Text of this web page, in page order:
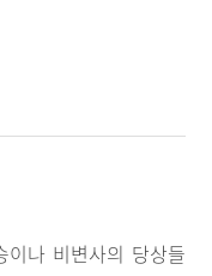
나 비변사의 당상들